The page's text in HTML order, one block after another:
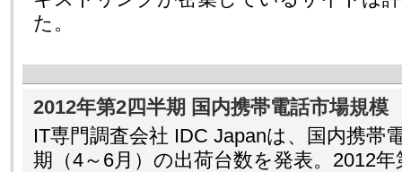
た。
2012年第2四半期 国内携帯電話市場規模
IT専門調査会社 IDC Japanは、国内携帯
期（4～6月）の出荷台数を発表。2012